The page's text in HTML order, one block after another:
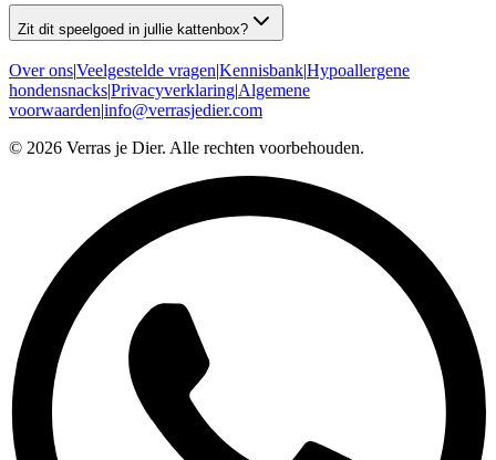
Zit dit speelgoed in jullie kattenbox?
Over ons|Veelgestelde vragen|Kennisbank|Hypoallergene
hondensnacks|Privacyverklaring|Algemene
voorwaarden|info@verrasjedier.com
© 2026 Verras je Dier. Alle rechten voorbehouden.